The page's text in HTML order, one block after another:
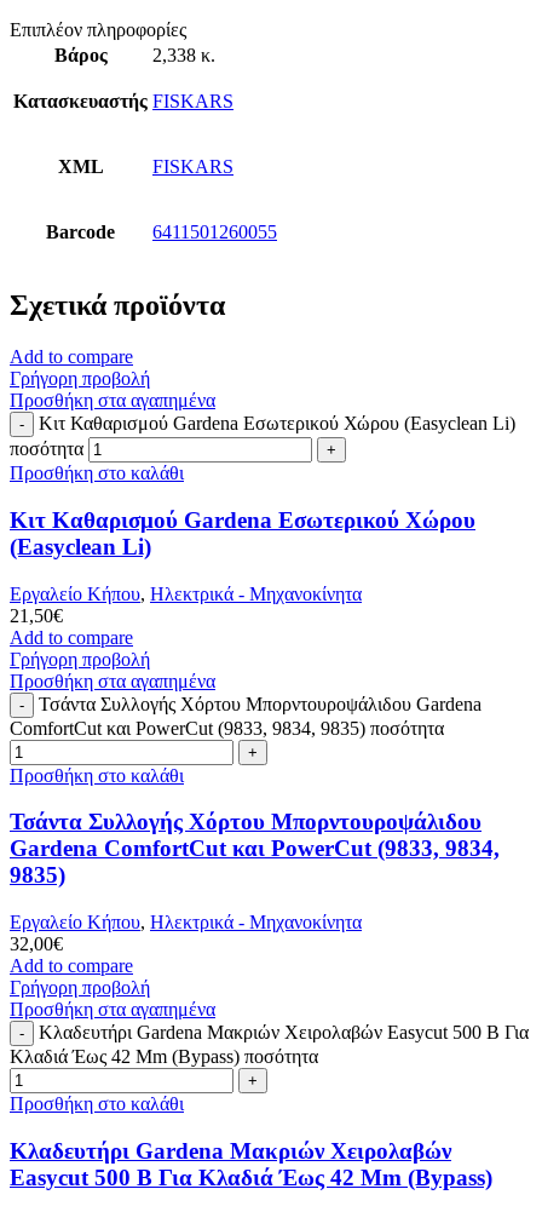
Επιπλέον πληροφορίες
Βάρος
2,338 κ.
Κατασκευαστής FISKARS
XML FISKARS
Barcode 6411501260055
Σχετικά προϊόντα
Add to compare
Γρήγορη προβολή
Προσθήκη στα αγαπημένα
Κιτ Καθαρισμού Gardena Εσωτερικού Χώρου (Easyclean Li)
ποσότητα
Προσθήκη στο καλάθι
Κιτ Καθαρισμού Gardena Εσωτερικού Χώρου
(Easyclean Li)
Εργαλείο Κήπου, Ηλεκτρικά - Μηχανοκίνητα
21,50€
Add to compare
Γρήγορη προβολή
Προσθήκη στα αγαπημένα
Τσάντα Συλλογής Χόρτου Μπορντουροψάλιδου Gardena
ComfortCut και PowerCut (9833, 9834, 9835) ποσότητα
Προσθήκη στο καλάθι
Τσάντα Συλλογής Χόρτου Μπορντουροψάλιδου
Gardena ComfortCut και PowerCut (9833, 9834,
9835)
Εργαλείο Κήπου, Ηλεκτρικά - Μηχανοκίνητα
32,00€
Add to compare
Γρήγορη προβολή
Προσθήκη στα αγαπημένα
Κλαδευτήρι Gardena Μακριών Χειρολαβών Easycut 500 B Για
Κλαδιά Έως 42 Mm (Bypass) ποσότητα
Προσθήκη στο καλάθι
Κλαδευτήρι Gardena Μακριών Χειρολαβών
Easycut 500 B Για Κλαδιά Έως 42 Mm (Bypass)